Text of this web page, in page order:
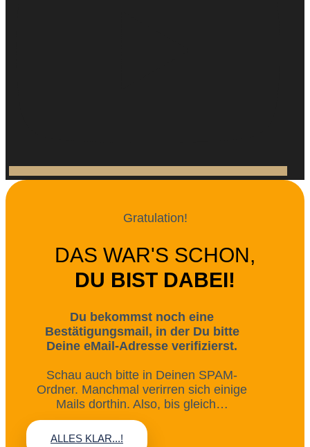
Gratulation!
DAS WAR'S SCHON,
DU BIST DABEI!
Du bekommst noch eine
Bestätigungsmail, in der Du bitte
Deine eMail-Adresse verifizierst.
Schau auch bitte in Deinen SPAM-
Ordner. Manchmal verirren sich einige
Mails dorthin. Also, bis gleich…
ALLES KLAR...!